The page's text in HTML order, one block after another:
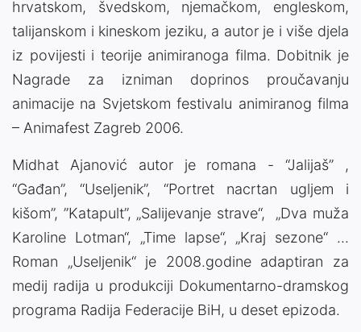
hrvatskom, švedskom, njemačkom, engleskom,
talijanskom i kineskom jeziku, a autor je i više djela
iz povijesti i teorije animiranoga filma. Dobitnik je
Nagrade za izniman doprinos proučavanju
animacije na Svjetskom festivalu animiranog filma
– Animafest Zagreb 2006.
Midhat Ajanović autor je romana - “Jalijaš” ,
“Gađan”, “Useljenik”, “Portret nacrtan ugljem i
kišom”, ”Katapult”, „Salijevanje strave“, „Dva muža
Karoline Lotman“, „Time lapse“, „Kraj sezone“ ...
Roman „Useljenik“ je 2008.godine adaptiran za
medij radija u produkciji Dokumentarno-dramskog
programa Radija Federacije BiH, u deset epizoda.